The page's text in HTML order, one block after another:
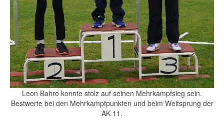
Leon Bahro konnte stolz auf seinen Mehrkampfsieg sein.
Bestwerte bei den Mehrkampfpunkten und beim Weitsprung der
AK 11.